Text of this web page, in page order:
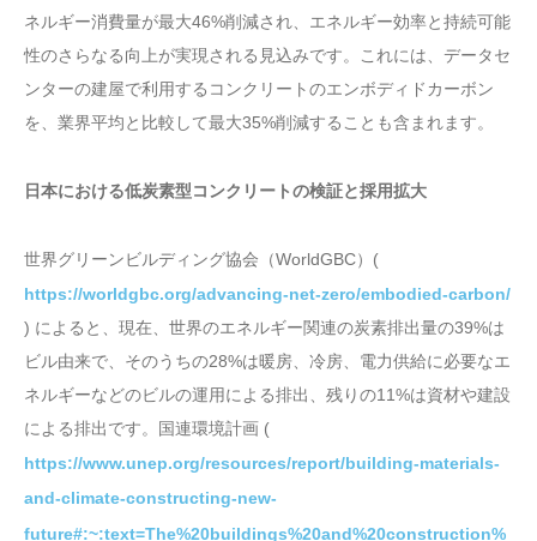
ネルギー消費量が最大46%削減され、エネルギー効率と持続可能
性のさらなる向上が実現される見込みです。これには、データセ
ンターの建屋で利用するコンクリートのエンボディドカーボン
を、業界平均と比較して最大35%削減することも含まれます。
日本における低炭素型コンクリートの検証と採用拡大
世界グリーンビルディング協会（WorldGBC）(
https://worldgbc.org/advancing-net-zero/embodied-carbon/
) によると、現在、世界のエネルギー関連の炭素排出量の39%は
ビル由来で、そのうちの28%は暖房、冷房、電力供給に必要なエ
ネルギーなどのビルの運用による排出、残りの11%は資材や建設
による排出です。国連環境計画 (
https://www.unep.org/resources/report/building-materials-
and-climate-constructing-new-
future#:~:text=The%20buildings%20and%20construction%